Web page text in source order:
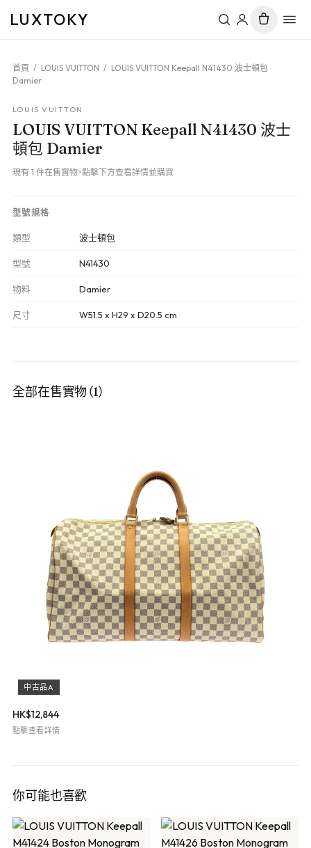
LUXTOKY
首頁 / LOUIS VUITTON / LOUIS VUITTON Keepall N41430 波士頓包
Damier
LOUIS VUITTON
LOUIS VUITTON Keepall N41430 波士
頓包 Damier
現有 1 件在售實物，點擊下方查看詳情並購買
型號規格
類型 波士頓包
型號 N41430
物料 Damier
尺寸 W51.5 x H29 x D20.5 cm
全部在售實物（1）
中古品A
HK$12,844
點擊查看詳情
你可能也喜歡